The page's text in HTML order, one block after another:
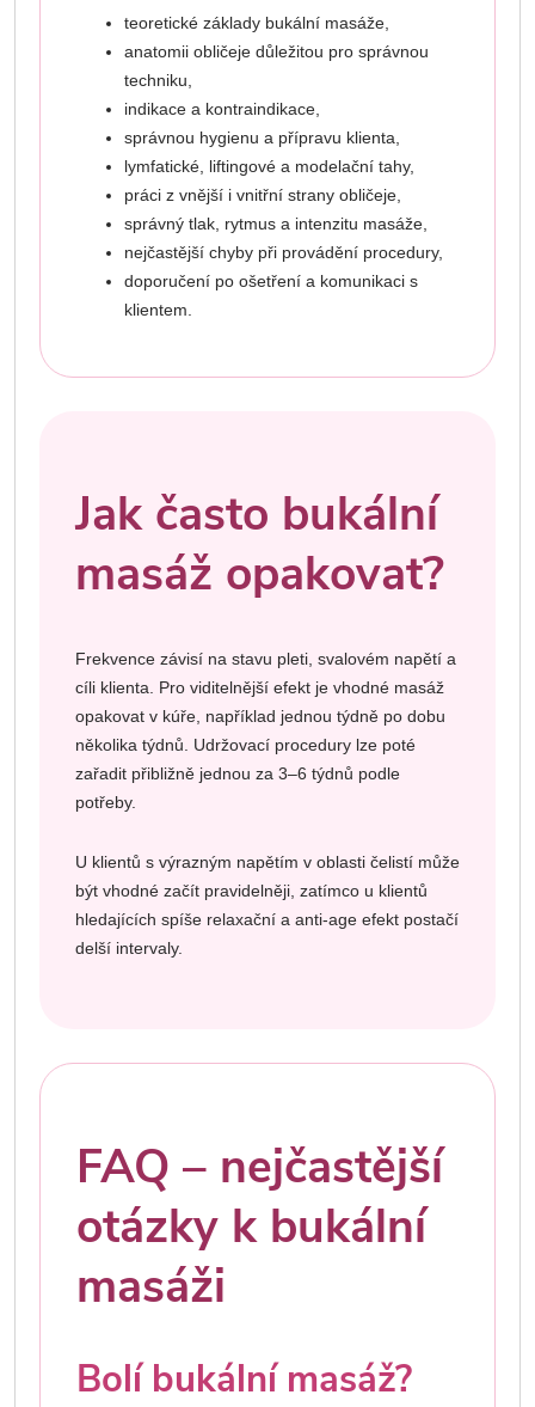
teoretické základy bukální masáže,
anatomii obličeje důležitou pro správnou
techniku,
indikace a kontraindikace,
správnou hygienu a přípravu klienta,
lymfatické, liftingové a modelační tahy,
práci z vnější i vnitřní strany obličeje,
správný tlak, rytmus a intenzitu masáže,
nejčastější chyby při provádění procedury,
doporučení po ošetření a komunikaci s
klientem.
Jak často bukální
masáž opakovat?
Frekvence závisí na stavu pleti, svalovém napětí a
cíli klienta. Pro viditelnější efekt je vhodné masáž
opakovat v kúře, například jednou týdně po dobu
několika týdnů. Udržovací procedury lze poté
zařadit přibližně jednou za 3–6 týdnů podle
potřeby.
U klientů s výrazným napětím v oblasti čelistí může
být vhodné začít pravidelněji, zatímco u klientů
hledajících spíše relaxační a anti-age efekt postačí
delší intervaly.
FAQ – nejčastější
otázky k bukální
masáži
Bolí bukální masáž?